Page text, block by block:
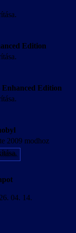
Edition
Edition
2009 modhoz
04. 14.